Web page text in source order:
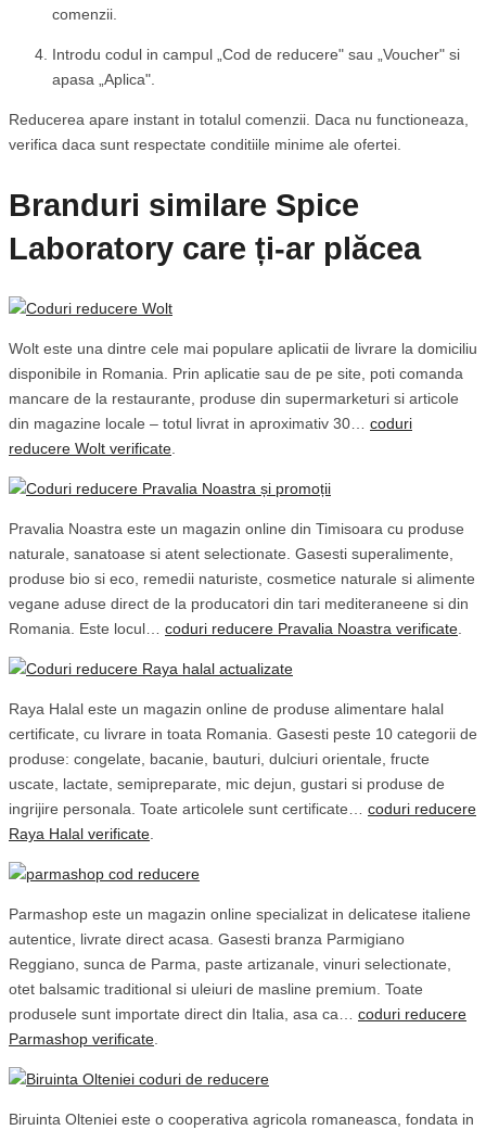
comenzii.
Introdu codul in campul „Cod de reducere" sau „Voucher" si
apasa „Aplica".
Reducerea apare instant in totalul comenzii. Daca nu functioneaza,
verifica daca sunt respectate conditiile minime ale ofertei.
Branduri similare Spice
Laboratory care ți-ar plăcea
Wolt este una dintre cele mai populare aplicatii de livrare la domiciliu
disponibile in Romania. Prin aplicatie sau de pe site, poti comanda
mancare de la restaurante, produse din supermarketuri si articole
din magazine locale – totul livrat in aproximativ 30… coduri
reducere Wolt verificate
Pravalia Noastra este un magazin online din Timisoara cu produse
naturale, sanatoase si atent selectionate. Gasesti superalimente,
produse bio si eco, remedii naturiste, cosmetice naturale si alimente
vegane aduse direct de la producatori din tari mediteraneene si din
Romania. Este locul… coduri reducere Pravalia Noastra verificate
Raya Halal este un magazin online de produse alimentare halal
certificate, cu livrare in toata Romania. Gasesti peste 10 categorii de
produse: congelate, bacanie, bauturi, dulciuri orientale, fructe
uscate, lactate, semipreparate, mic dejun, gustari si produse de
ingrijire personala. Toate articolele sunt certificate… coduri reducere
Raya Halal verificate
Parmashop este un magazin online specializat in delicatese italiene
autentice, livrate direct acasa. Gasesti branza Parmigiano
Reggiano, sunca de Parma, paste artizanale, vinuri selectionate,
otet balsamic traditional si uleiuri de masline premium. Toate
produsele sunt importate direct din Italia, asa ca… coduri reducere
Parmashop verificate
Biruinta Olteniei este o cooperativa agricola romaneasca, fondata in